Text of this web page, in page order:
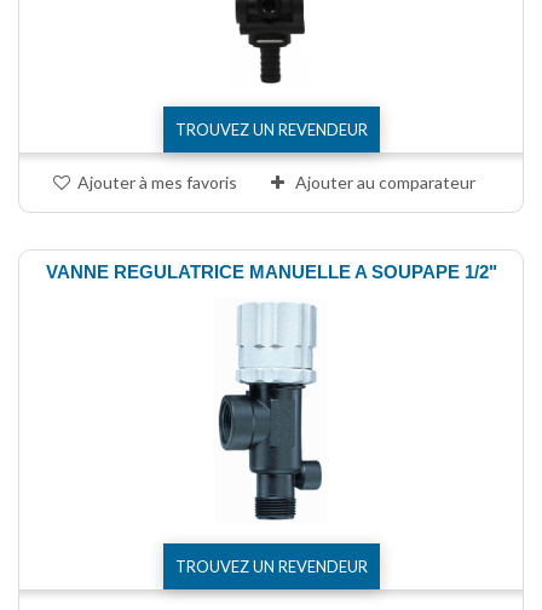
TROUVEZ UN REVENDEUR
Ajouter à mes favoris Ajouter au comparateur
VANNE REGULATRICE MANUELLE A SOUPAPE 1/2"
TROUVEZ UN REVENDEUR